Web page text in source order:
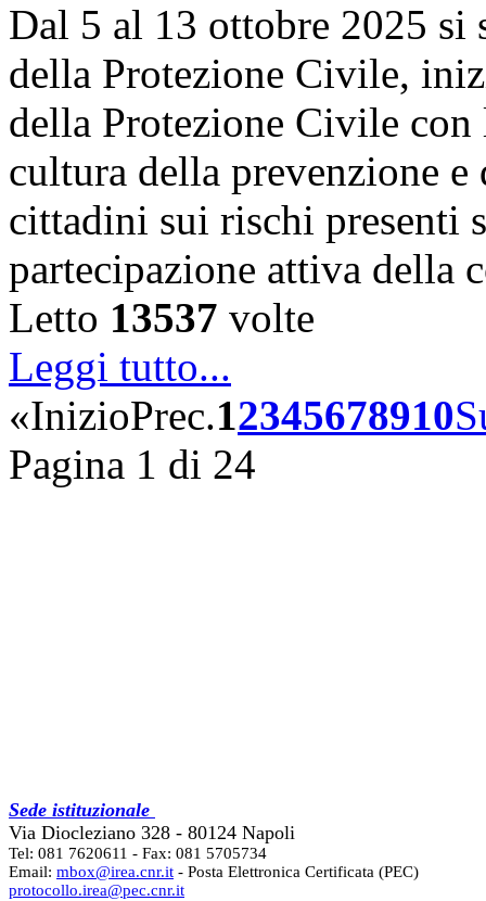
Dal 5 al 13 ottobre 2025 si
della Protezione Civile,
della Protezione Civile
cultura della prevenzione
cittadini sui rischi presenti
partecipazione attiva
Letto 13537 volte
Leggi tutto...
«InizioPrec.12345678910
Pagina 1 di 24
Sede istituzionale
Via Diocleziano 328 - 80124 Napoli
Tel: 081 7620611 - Fax: 081 5705734
Email: mbox@irea.cnr.it - Posta Elettronica Certificata (PEC)
protocollo.irea@pec.cnr.it